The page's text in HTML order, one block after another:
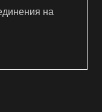
на